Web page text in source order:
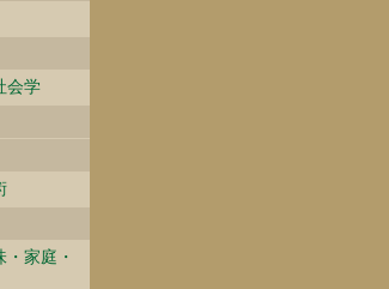
会学
・家庭・